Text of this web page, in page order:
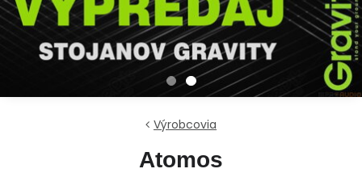
Výrobcovia
Atomos